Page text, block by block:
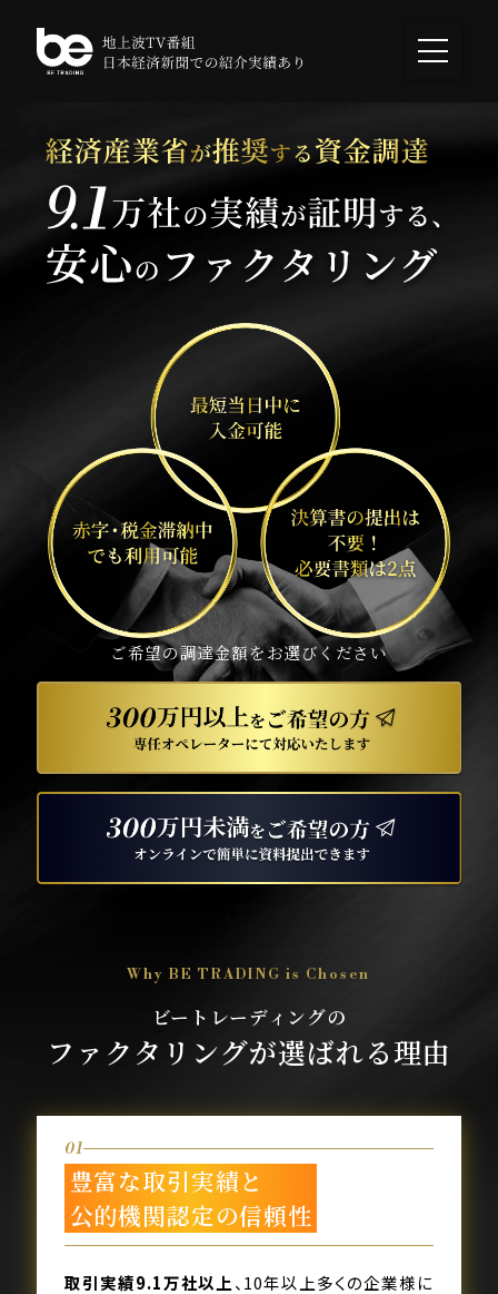
ビートレーディング
ご希望の調達金額をお選びください
Why BE TRADING is Chosen
ビートレーディングの
ファクタリングが選ばれる理由
01
豊富な取引実績と
公的機関認定の信頼性
取引実績9.1万社以上 、10年以上多くの企業様に